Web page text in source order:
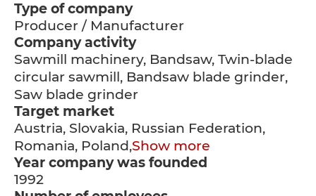
Type of company
Producer / Manufacturer
Company activity
Sawmill machinery, Bandsaw, Twin-blade
circular sawmill, Bandsaw blade grinder,
Saw blade grinder
Target market
Austria, Slovakia, Russian Federation,
Romania, Poland,Show more
Year company was founded
1992